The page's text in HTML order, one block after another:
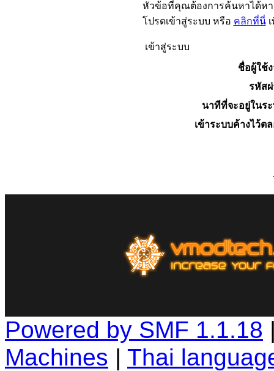
หัวข้อที่คุณต้องการค้นหาได้ห
โปรดเข้าสู่ระบบ หรือ คลิกที่นี่เ
เข้าสู่ระบบ
ชื่อผู้ใช้
รหัส
นาทีที่จะอยู่ในร
เข้าระบบค้างไว้ต
Powered by SMF 1.1.18
Machines | Thai